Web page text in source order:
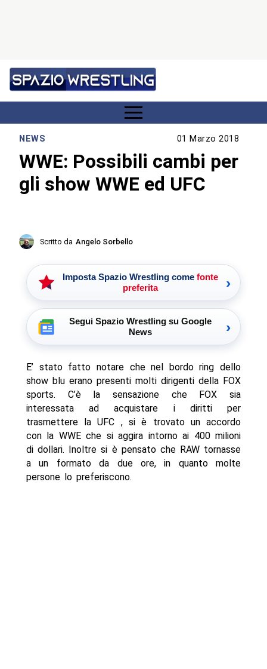
NEWS 01 Marzo 2018
WWE: Possibili cambi per
gli show WWE ed UFC
Scritto da Angelo Sorbello
Imposta Spazio Wrestling come fonte
preferita
›
Segui Spazio Wrestling su Google
News
›
E’ stato fatto notare che nel bordo ring dello
show blu erano presenti molti dirigenti della FOX
sports. C’è la sensazione che FOX sia
interessata ad acquistare i diritti per
trasmettere la UFC , si è trovato un accordo
con la WWE che si aggira intorno ai 400 milioni
di dollari. Inoltre si è pensato che RAW tornasse
a un formato da due ore, in quanto molte
persone lo preferiscono.